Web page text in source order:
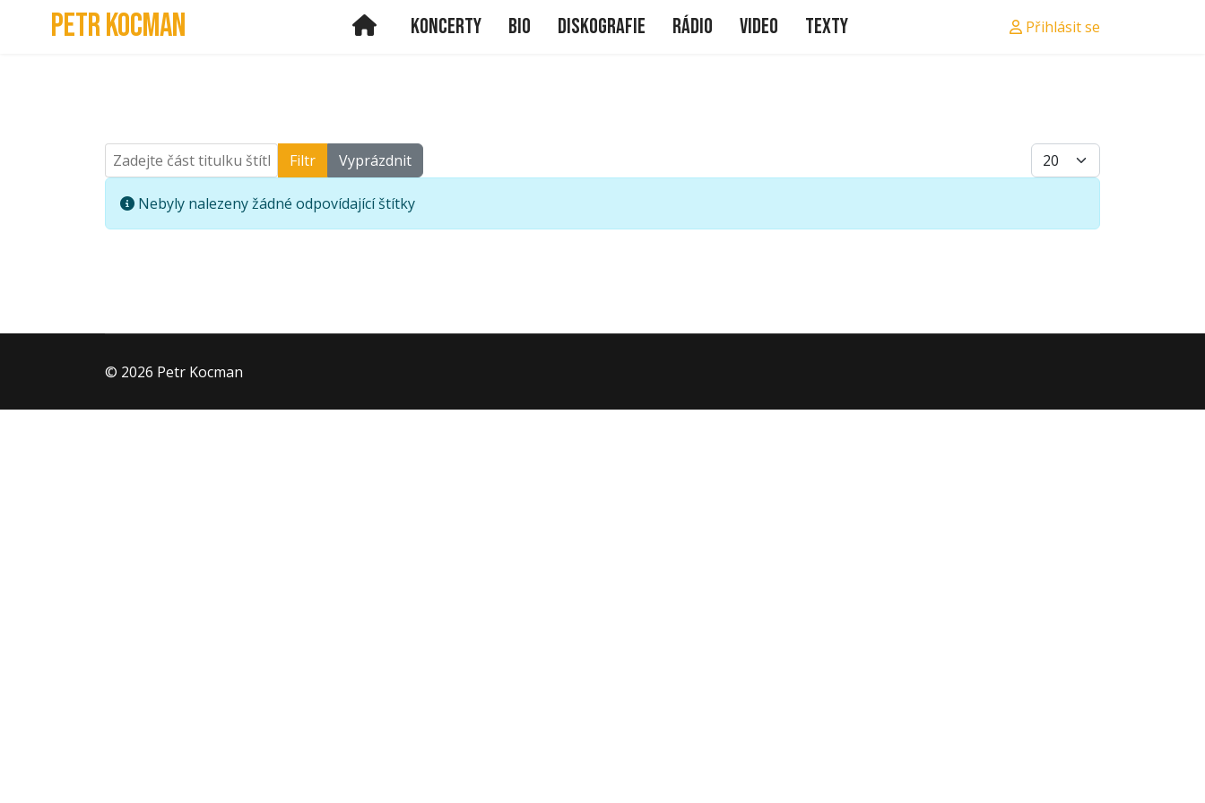
Petr Kocman HomeKoncerty Bio Diskografie Rádio Video Texty Přihlásit se
Zadejte část titulku štítku Filtr Vyprázdnit Počet zobrazení
Informace
Nebyly nalezeny žádné odpovídající štítky
© 2026 Petr Kocman